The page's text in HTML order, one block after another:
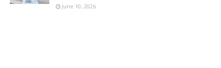
June 10, 2026